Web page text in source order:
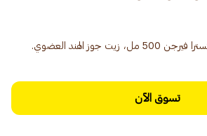
جوز الهند العضوي.
تسوق الآن